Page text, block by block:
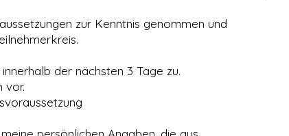
zur Kenntnis genommen und
Ich sende mein Zertifikat innerhalb der nächsten 3 Tage zu.
vor.